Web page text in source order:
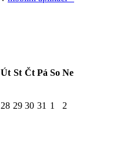
Út St Čt Pá So Ne
28 29 30 31 1 2